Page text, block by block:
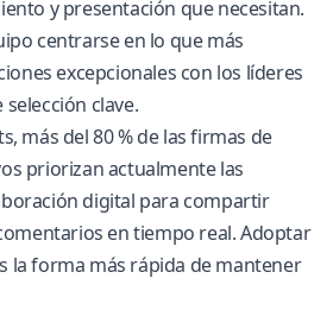
y presentación que necesitan.
centrarse en lo que más
excepcionales con los líderes
clave.
, más del 80 % de las firmas de
priorizan actualmente las
digital para compartir
en tiempo real. Adoptar
la forma más rápida de mantener